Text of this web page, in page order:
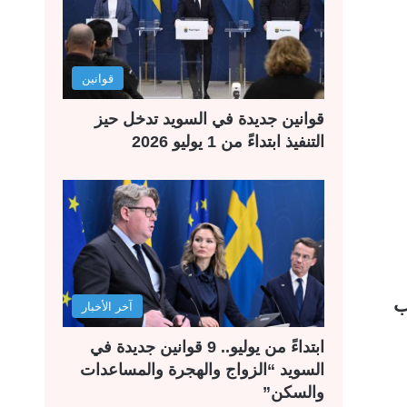
قوانين
قوانين جديدة في السويد تدخل حيز
التنفيذ ابتداءً من 1 يوليو 2026
آخر الأخبار
ابتداءً من يوليو.. 9 قوانين جديدة في
السويد “الزواج والهجرة والمساعدات
والسكن”